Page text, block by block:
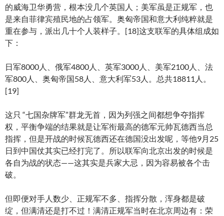
的威海卫华勇营，根本没几个英国人；美军虽是正规军，也
是来自菲律宾殖民地的占领军。奥匈帝国和意大利纯粹就是
重在参与，派出几十个人装样子。[18]这支联军的具体组成如
下：
日军8000人、俄军4800人、英军3000人、美军2100人、法
军800人、奥匈帝国58人、意大利军53人。总共18811人。
[19]
这只 “七国杂牌军”群龙无首，因为列强之间都想争夺指挥
权，平衡争端的结果就是让军衔最高的德军元帅瓦德西当总
指挥，但是开战的时候瓦德西还在德国没出发呢，等他9月25
日到中国仗其实已经打完了。所以联军向北京出发的时候是
各自为战的状态——这其实是兵家大忌，因为容易被各个击
破。
但即便对手人数少、正规军不多、指挥分散，浑身都是破
绽，但满清还是打不过！满清正规军当时在北京周边有：荣